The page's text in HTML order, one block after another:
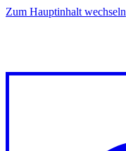
Zum Hauptinhalt wechseln